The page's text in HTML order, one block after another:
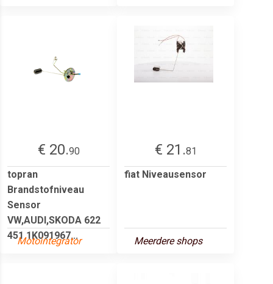
€ 20.90
topran
Brandstofniveau
Sensor
VW,AUDI,SKODA 622
451 1K091967...
Motointegrator
€ 21.81
fiat Niveausensor
Meerdere shops